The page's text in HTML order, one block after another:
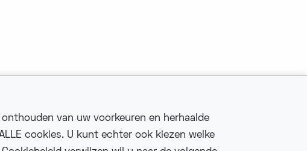
van uw voorkeuren en herhaalde
cookies. U kunt echter ook kiezen welke